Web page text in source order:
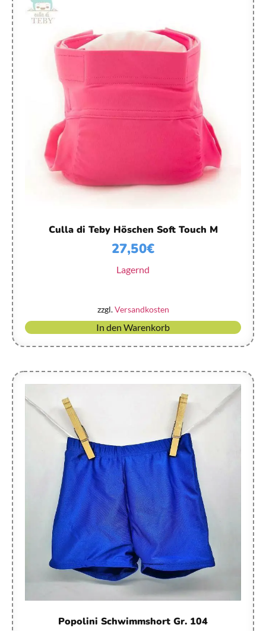
Culla di Teby Höschen Soft Touch M
27,50€
Lagernd
zzgl.Versandkosten
In den Warenkorb
Popolini Schwimmshort Gr. 104